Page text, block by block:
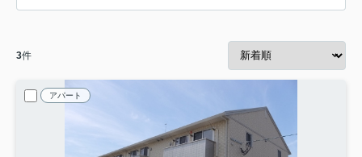
3件
アパート